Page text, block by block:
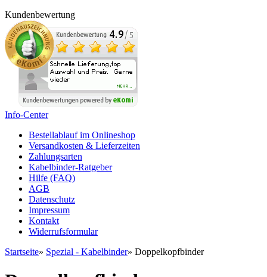
Kundenbewertung
Info-Center
Bestellablauf im Onlineshop
Versandkosten & Lieferzeiten
Zahlungsarten
Kabelbinder-Ratgeber
Hilfe (FAQ)
AGB
Datenschutz
Impressum
Kontakt
Widerrufsformular
Startseite» Spezial - Kabelbinder» Doppelkopfbinder